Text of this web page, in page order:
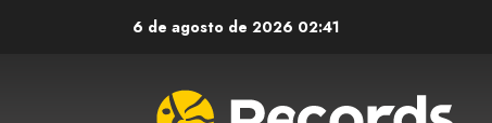
6 de agosto de 2026 02:41